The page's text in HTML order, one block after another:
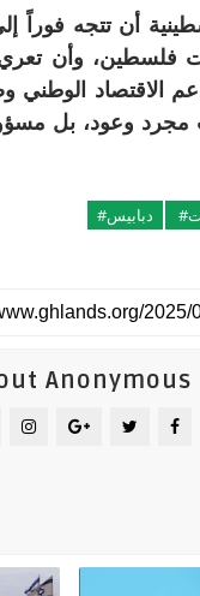
أن تتجه فوراً
فلسطين، وأن
الاقتصاد الوطني
وعود، بل
دبابيس#
Anonymous